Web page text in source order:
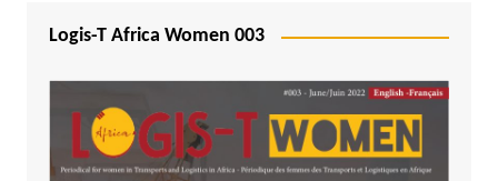
Logis-T Africa Women 003